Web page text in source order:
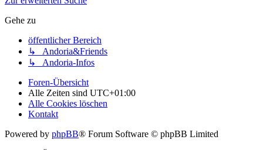
Gehe zu
öffentlicher Bereich
↳ Andoria&Friends
↳ Andoria-Infos
Foren-Übersicht
Alle Zeiten sind UTC+01:00
Alle Cookies löschen
Kontakt
Powered by phpBB® Forum Software © phpBB Limited